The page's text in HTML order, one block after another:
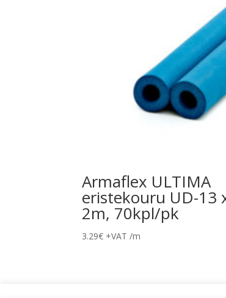
Armaflex ULTIMA
eristekouru UD-13
2m, 70kpl/pk
3.29€ +VAT /m